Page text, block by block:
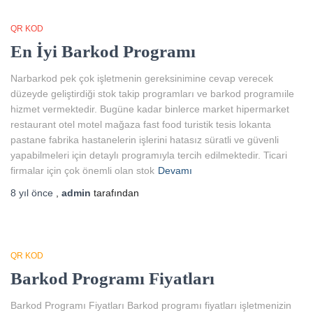
QR KOD
En İyi Barkod Programı
Narbarkod pek çok işletmenin gereksinimine cevap verecek
düzeyde geliştirdiği stok takip programları ve barkod programıile
hizmet vermektedir. Bugüne kadar binlerce market hipermarket
restaurant otel motel mağaza fast food turistik tesis lokanta
pastane fabrika hastanelerin işlerini hatasız süratli ve güvenli
yapabilmeleri için detaylı programıyla tercih edilmektedir. Ticari
firmalar için çok önemli olan stok Devamı
8 yıl önce admin tarafından
QR KOD
Barkod Programı Fiyatları
Barkod Programı Fiyatları Barkod programı fiyatları işletmenizin